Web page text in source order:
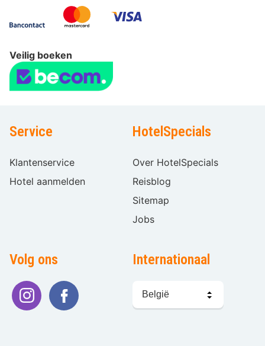
Veilig boeken
Service
Klantenservice
Hotel aanmelden
HotelSpecials
Over HotelSpecials
Reisblog
Sitemap
Jobs
Volg ons Internationaal
kiezen